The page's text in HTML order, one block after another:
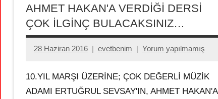
AHMET HAKAN'A VERDİĞİ DERSİ
ÇOK İLGİNÇ BULACAKSINIZ…
28 Haziran 2016 evetbenim Yorum yapılmamış
10.YIL MARŞI ÜZERİNE; ÇOK DEĞERLİ MÜZİK
ADAMI ERTUĞRUL SEVSAY'IN, AHMET HAKAN'A